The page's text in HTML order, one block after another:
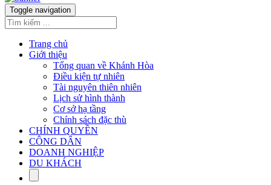
Toggle navigation
Trang chủ
Giới thiệu
Tổng quan về Khánh Hòa
Điều kiện tự nhiên
Tài nguyên thiên nhiên
Lịch sử hình thành
Cơ sở hạ tầng
Chính sách đặc thù
CHÍNH QUYỀN
CÔNG DÂN
DOANH NGHIỆP
DU KHÁCH